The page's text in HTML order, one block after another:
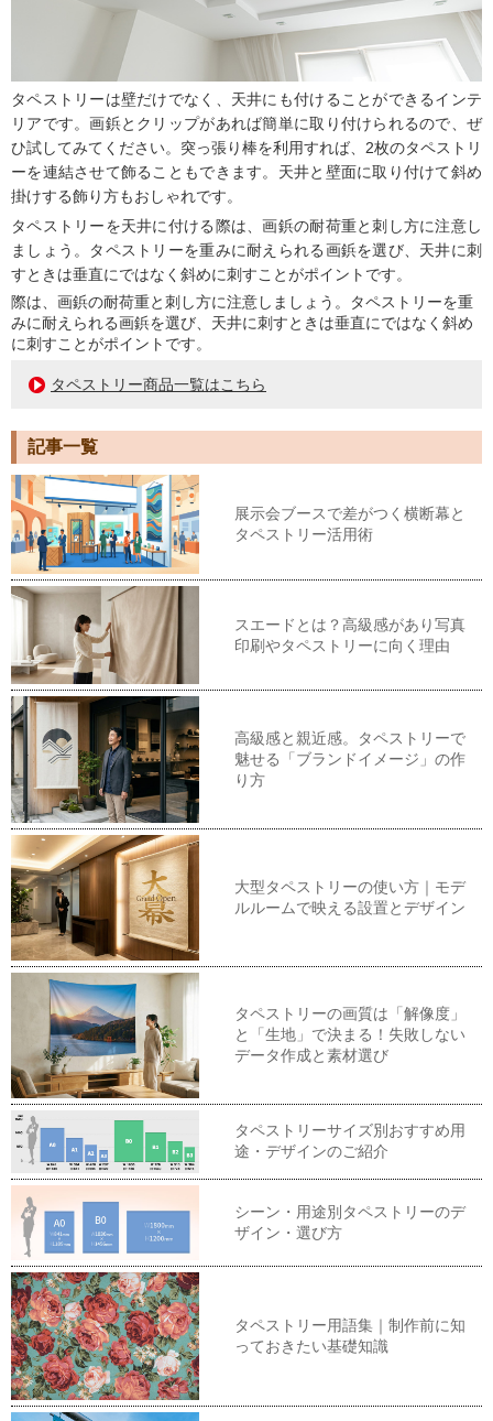
タペストリーは壁だけでなく、天井にも付けることができるインテ
リアです。画鋲とクリップがあれば簡単に取り付けられるので、ぜ
ひ試してみてください。突っ張り棒を利用すれば、2枚のタペストリ
ーを連結させて飾ることもできます。天井と壁面に取り付けて斜め
掛けする飾り方もおしゃれです。
タペストリーを天井に付ける際は、画鋲の耐荷重と刺し方に注意し
ましょう。タペストリーを重みに耐えられる画鋲を選び、天井に刺
すときは垂直にではなく斜めに刺すことがポイントです。
際は、画鋲の耐荷重と刺し方に注意しましょう。タペストリーを重
みに耐えられる画鋲を選び、天井に刺すときは垂直にではなく斜め
に刺すことがポイントです。
タペストリー商品一覧はこちら
記事一覧
展示会ブースで差がつく横断幕と
タペストリー活用術
スエードとは？高級感があり写真
印刷やタペストリーに向く理由
高級感と親近感。タペストリーで
魅せる「ブランドイメージ」の作
り方
大型タペストリーの使い方｜モデ
ルルームで映える設置とデザイン
タペストリーの画質は「解像度」
と「生地」で決まる！失敗しない
データ作成と素材選び
タペストリーサイズ別おすすめ用
途・デザインのご紹介
シーン・用途別タペストリーのデ
ザイン・選び方
タペストリー用語集｜制作前に知
っておきたい基礎知識